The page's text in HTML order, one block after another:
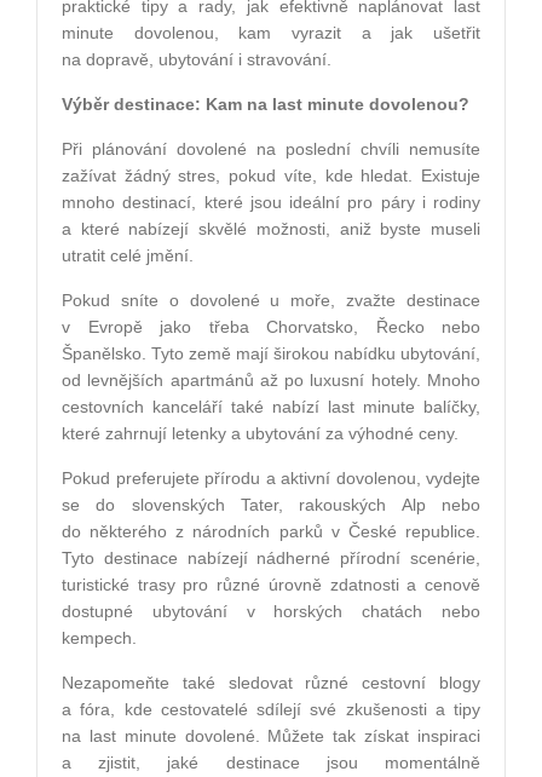
praktické tipy a rady, jak efektivně naplánovat last
minute dovolenou, kam vyrazit a jak ušetřit
na dopravě, ubytování i stravování.
Výběr destinace: Kam na last minute dovolenou?
Při plánování dovolené na poslední chvíli nemusíte
zažívat žádný stres, pokud víte, kde hledat. Existuje
mnoho destinací, které jsou ideální pro páry i rodiny
a které nabízejí skvělé možnosti, aniž byste museli
utratit celé jmění.
Pokud sníte o dovolené u moře, zvažte destinace
v Evropě jako třeba Chorvatsko, Řecko nebo
Španělsko. Tyto země mají širokou nabídku ubytování,
od levnějších apartmánů až po luxusní hotely. Mnoho
cestovních kanceláří také nabízí last minute balíčky,
které zahrnují letenky a ubytování za výhodné ceny.
Pokud preferujete přírodu a aktivní dovolenou, vydejte
se do slovenských Tater, rakouských Alp nebo
do některého z národních parků v České republice.
Tyto destinace nabízejí nádherné přírodní scenérie,
turistické trasy pro různé úrovně zdatnosti a cenově
dostupné ubytování v horských chatách nebo
kempech.
Nezapomeňte také sledovat různé cestovní blogy
a fóra, kde cestovatelé sdílejí své zkušenosti a tipy
na last minute dovolené. Můžete tak získat inspiraci
a zjistit, jaké destinace jsou momentálně